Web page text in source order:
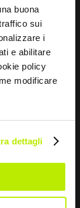
buona
sui
i
e abilitare
policy
modificare
dettagli
mantenimiento